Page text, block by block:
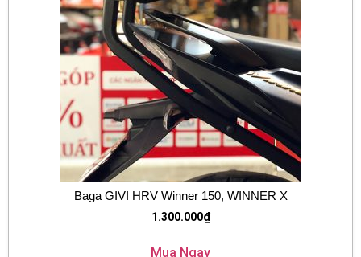
Baga GIVI HRV Winner 150, WINNER X
1.300.000₫
Mua Ngay